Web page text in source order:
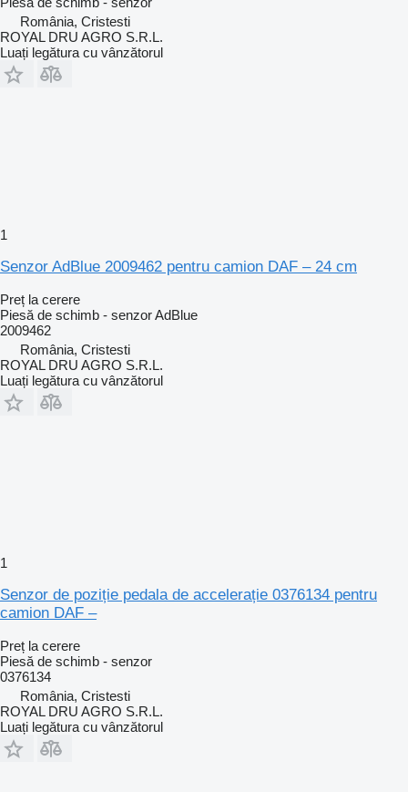
România, Cristesti
ROYAL DRU AGRO S.R.L.
Luați legătura cu vânzătorul
1
Senzor AdBlue 2009462 pentru camion DAF – 24 cm
Preț la cerere
Piesă de schimb - senzor AdBlue
2009462
România, Cristesti
ROYAL DRU AGRO S.R.L.
Luați legătura cu vânzătorul
1
Senzor de poziție pedala de accelerație 0376134 pentru
camion DAF –
Preț la cerere
Piesă de schimb - senzor
0376134
România, Cristesti
ROYAL DRU AGRO S.R.L.
Luați legătura cu vânzătorul